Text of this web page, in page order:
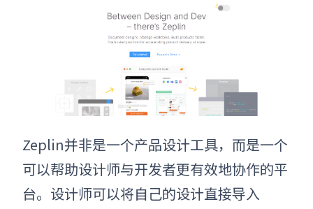
Zeplin并非是一个产品设计工具，而是一个
可以帮助设计师与开发者更有效地协作的平
台。设计师可以将自己的设计直接导入